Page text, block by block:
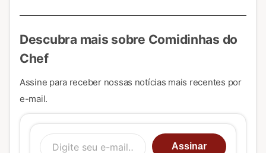
Descubra mais sobre Comidinhas do
Chef
Assine para receber nossas notícias mais recentes por
e-mail.
Digite seu e-mail…
Assinar